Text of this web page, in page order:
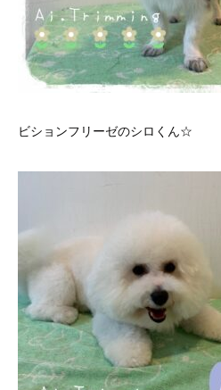
ビションフリーゼのシロくん☆